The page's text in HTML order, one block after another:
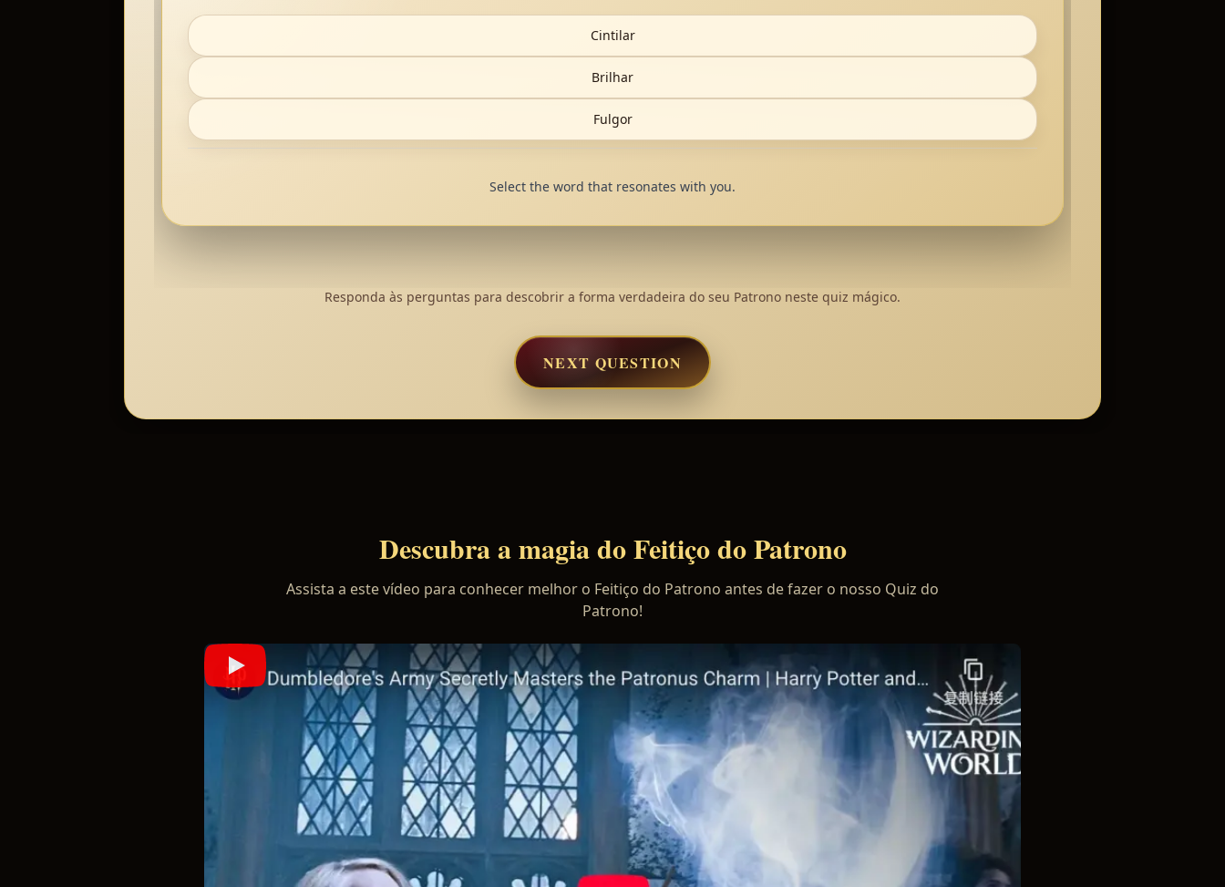
Cintilar
Brilhar
Fulgor
Select the word that resonates with you.
Responda às perguntas para descobrir a forma verdadeira do seu Patrono neste quiz mágico.
NEXT QUESTION
Descubra a magia do Feitiço do Patrono
Assista a este vídeo para conhecer melhor o Feitiço do Patrono antes de fazer o nosso Quiz do
Patrono!